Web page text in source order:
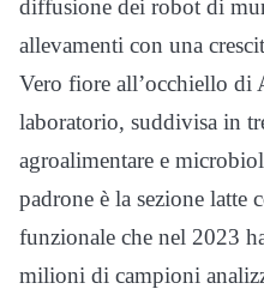
diffusione dei robot di
allevamenti con una
Vero fiore all’occhiello di
laboratorio, suddivisa in
agroalimentare e
padrone è la sezione
funzionale che nel 2023
milioni di campioni